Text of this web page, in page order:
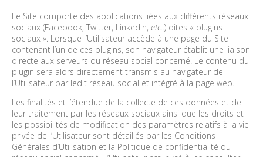
Le Site comporte des applications liées aux différents réseaux
sociaux (Facebook, Twitter, LinkedIn, etc..) dites « plugins
sociaux ». Lorsque l’Utilisateur accède à une page du Site
contenant l’un de ces plugins, son navigateur établit une liaison
directe aux serveurs du réseau social concerné. Le contenu du
plugin sera alors directement transmis au navigateur de
l’Utilisateur par ledit réseau social et intégré à la page web.
Les finalités et l’étendue de la collecte de ces données et de
leur traitement par les réseaux sociaux ainsi que les droits et
les possibilités de modification des paramètres relatifs à la vie
privée de l’Utilisateur sont détaillés par les Conditions
Générales d’Utilisation et la Politique de confidentialité du